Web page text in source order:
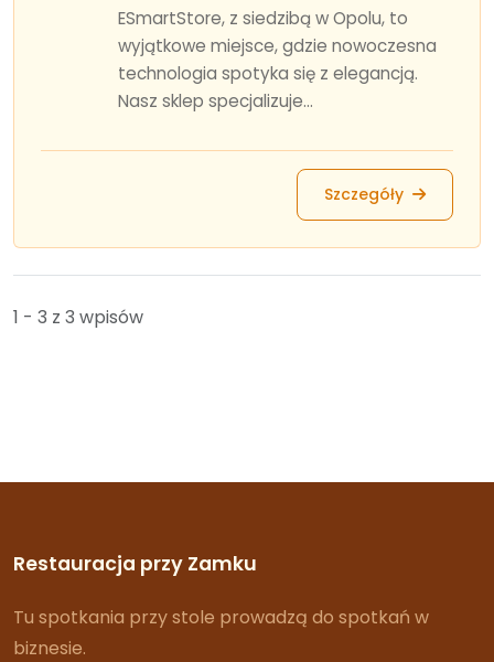
ESmartStore, z siedzibą w Opolu, to
wyjątkowe miejsce, gdzie nowoczesna
technologia spotyka się z elegancją.
Nasz sklep specjalizuje...
Szczegóły
1 - 3 z 3 wpisów
Restauracja przy Zamku
Tu spotkania przy stole prowadzą do spotkań w
biznesie.